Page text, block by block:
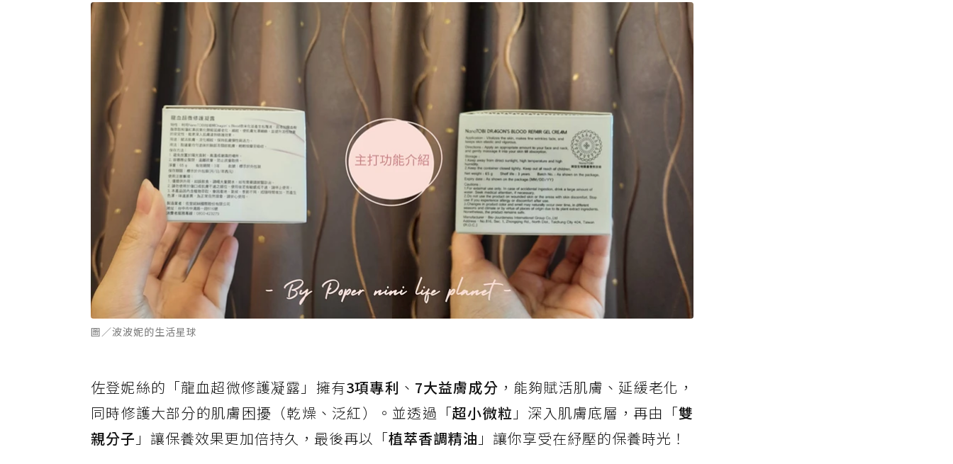
圖／波波妮的生活星球
佐登妮絲的「龍血超微修護凝露」擁有3項專利 、 7大益膚成分 ，能夠賦活肌膚、延緩老化，
同時修護大部分的肌膚困擾（乾燥、泛紅）。並透過「超小微粒 」深入肌膚底層，再由「雙
親分子 」讓保養效果更加倍持久，最後再以「植萃香調精油 」讓你享受在紓壓的保養時光！